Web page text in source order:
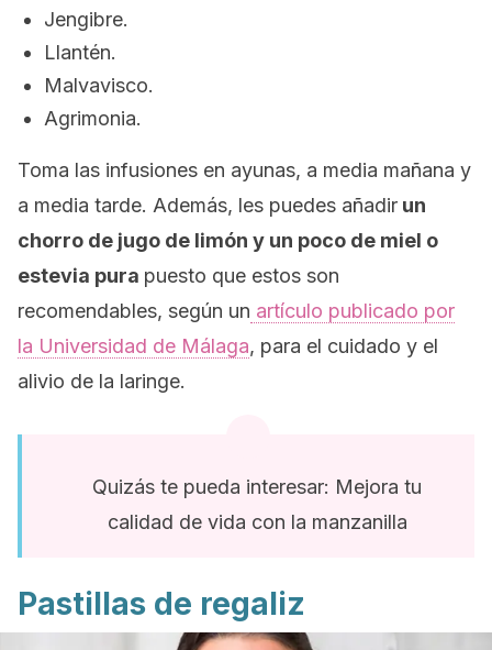
Jengibre.
Llantén.
Malvavisco.
Agrimonia.
Toma las infusiones en ayunas, a media mañana y
a media tarde. Además, les puedes añadir un
chorro de jugo de limón y un poco de miel o
estevia pura puesto que estos son
recomendables, según un artículo publicado por
la Universidad de Málaga, para el cuidado y el
alivio de la laringe.
Quizás te pueda interesar: Mejora tu
calidad de vida con la manzanilla
Pastillas de regaliz